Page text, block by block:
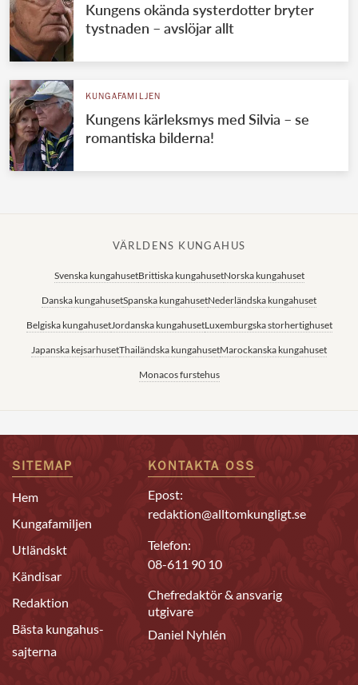
Kungens okända systerdotter bryter
tystnaden – avslöjar allt
KUNGAFAMILJEN
Kungens kärleksmys med Silvia – se
romantiska bilderna!
VÄRLDENS KUNGAHUS
Svenska kungahusetBrittiska kungahusetNorska kungahuset
Danska kungahusetSpanska kungahusetNederländska kungahuset
Belgiska kungahusetJordanska kungahusetLuxemburgska storhertighuset
Japanska kejsarhusetThailändska kungahusetMarockanska kungahuset
Monacos furstehus
SITEMAP
Hem
Kungafamiljen
Utländskt
Kändisar
Redaktion
Bästa kungahus-
sajterna
KONTAKTA OSS
Epost:
redaktion@alltomkungligt.se
Telefon:
08-611 90 10
Chefredaktör & ansvarig
utgivare
Daniel Nyhlén